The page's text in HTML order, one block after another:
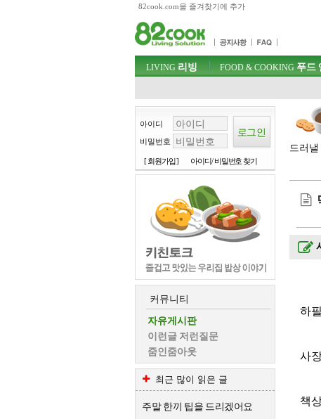
82cook.com을 즐겨찾기에 추가
주메뉴 바로가기
컨텐츠 바로가기
검색 바로가기
로그인 바로가기
주메뉴
LIVING 리빙 FOOD & COOKING 푸드
아이디
비밀번호
[ 회원가입 ] 아이디/ 비밀번호 찾기
커뮤니티
자유게시판
이런글 저런질문
줌인줌아웃
최근 많이 읽은 글
주말 한끼 팁을 드리겠어요
드러
하
사
책